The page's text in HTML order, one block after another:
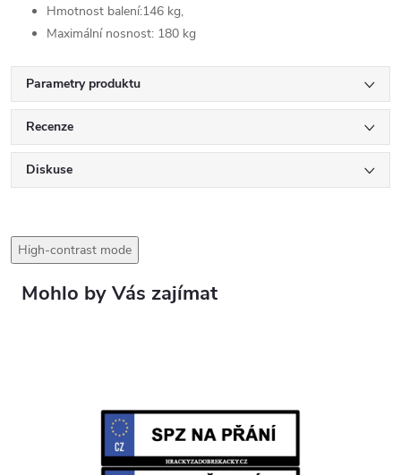
Hmotnost balení:146 kg,
Maximální nosnost: 180 kg
Parametry produktu
Recenze
Diskuse
High-contrast mode